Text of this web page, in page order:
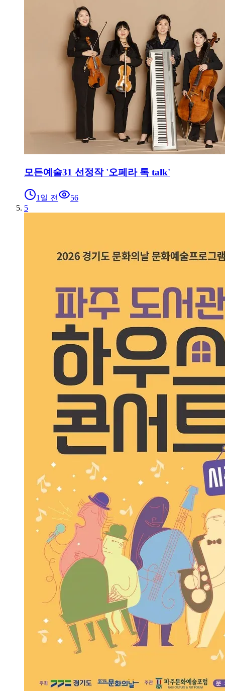
모든예술31 선정작 '오페라 톡 talk'
1일 전
56
5